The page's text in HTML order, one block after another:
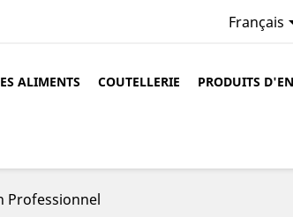
Français
ALIMENTS COUTELLERIE PRODUITS
Professionnel